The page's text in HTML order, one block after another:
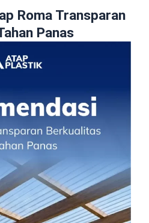
Roma Transparan
Panas